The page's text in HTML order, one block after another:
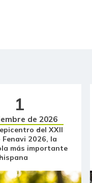
$ 32.083,00
$ 1.477,00
$ 10.944,00
1
de 2026
del XXII
Fenavi 2026, la
más importante